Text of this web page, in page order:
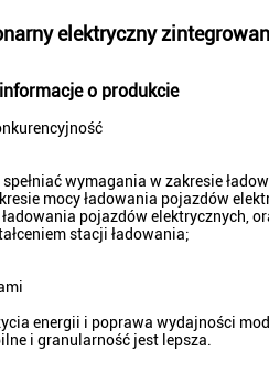
elektryczny
o produkcie
spełniać wymagania w zakresie
mocy ładowania pojazdów
pojazdów elektrycznych,
stacji ładowania;
energii i poprawa wydajności
i granularność jest lepsza.